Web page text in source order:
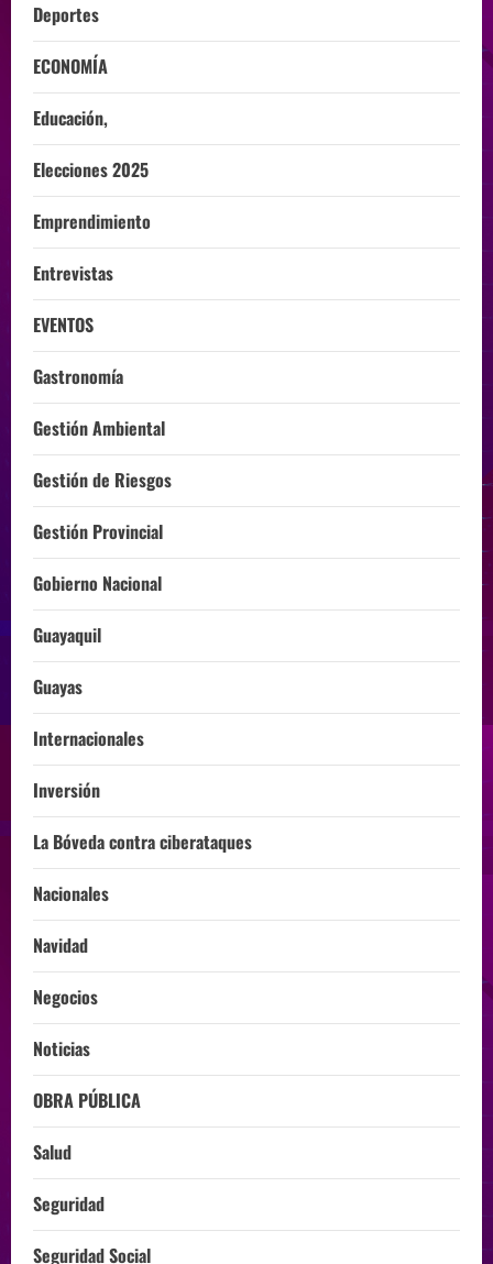
Deportes
ECONOMÍA
Educación,
Elecciones 2025
Emprendimiento
Entrevistas
EVENTOS
Gastronomía
Gestión Ambiental
Gestión de Riesgos
Gestión Provincial
Gobierno Nacional
Guayaquil
Guayas
Internacionales
Inversión
La Bóveda contra ciberataques
Nacionales
Navidad
Negocios
Noticias
OBRA PÚBLICA
Salud
Seguridad
Seguridad Social